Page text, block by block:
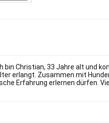
bin Christian, 33 Jahre alt und
erlangt. Zusammen mit
Erfahrung erlernen dürfen.